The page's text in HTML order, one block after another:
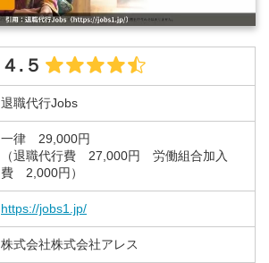
４.５
退職代行Jobs
一律 29,000円
（退職代行費 27,000円 労働組合加入
費 2,000円）
https://jobs1.jp/
株式会社株式会社アレス